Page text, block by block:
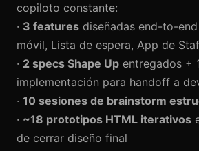
copiloto constante:
· 3 features diseñadas end-to-
móvil, Lista de espera, App de
· 2 specs Shape Up entregados +
implementación para handoff a
· 10 sesiones de brainstorm
· ~18 prototipos HTML iterativos
de cerrar diseño final